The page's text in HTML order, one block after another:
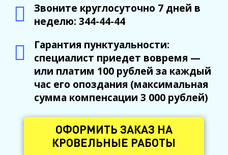
Звоните круглосуточно 7 дней в
неделю: 344-44-44
Гарантия пунктуальности:
специалист приедет вовремя —
или платим 100 рублей за каждый
час его опоздания (максимальная
сумма компенсации 3 000 рублей)
ОФОРМИТЬ ЗАКАЗ НА
КРОВЕЛЬНЫЕ РАБОТЫ